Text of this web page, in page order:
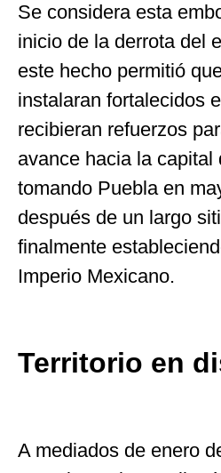
Se considera esta
inicio de la derrota del
este hecho permitió
instalaran fortalecidos
recibieran refuerzos
avance hacia la capital
tomando Puebla en
después de un largo
finalmente
Imperio Mexicano.
Territorio en
A mediados de enero